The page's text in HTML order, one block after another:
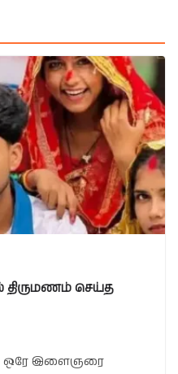
திருமணம் செய்த
ஒரே இளைஞரை